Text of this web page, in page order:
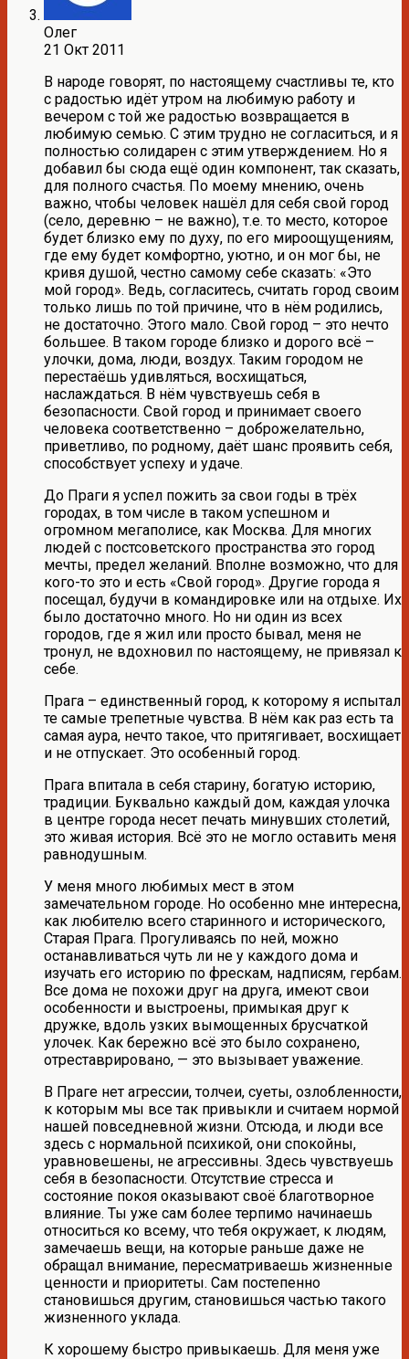
Олег
21 Окт 2011
В народе говорят, по настоящему счастливы те, кто
с радостью идёт утром на любимую работу и
вечером с той же радостью возвращается в
любимую семью. С этим трудно не согласиться, и я
полностью солидарен с этим утверждением. Но я
добавил бы сюда ещё один компонент, так сказать,
для полного счастья. По моему мнению, очень
важно, чтобы человек нашёл для себя свой город
(село, деревню – не важно), т.е. то место, которое
будет близко ему по духу, по его мироощущениям,
где ему будет комфортно, уютно, и он мог бы, не
кривя душой, честно самому себе сказать: «Это
мой город». Ведь, согласитесь, считать город своим
только лишь по той причине, что в нём родились,
не достаточно. Этого мало. Свой город – это нечто
большее. В таком городе близко и дорого всё –
улочки, дома, люди, воздух. Таким городом не
перестаёшь удивляться, восхищаться,
наслаждаться. В нём чувствуешь себя в
безопасности. Свой город и принимает своего
человека соответственно – доброжелательно,
приветливо, по родному, даёт шанс проявить себя,
способствует успеху и удаче.
До Праги я успел пожить за свои годы в трёх
городах, в том числе в таком успешном и
огромном мегаполисе, как Москва. Для многих
людей с постсоветского пространства это город
мечты, предел желаний. Вполне возможно, что для
кого-то это и есть «Свой город». Другие города я
посещал, будучи в командировке или на отдыхе. Их
было достаточно много. Но ни один из всех
городов, где я жил или просто бывал, меня не
тронул, не вдохновил по настоящему, не привязал к
себе.
Прага – единственный город, к которому я испытал
те самые трепетные чувства. В нём как раз есть та
самая аура, нечто такое, что притягивает, восхищает
и не отпускает. Это особенный город.
Прага впитала в себя старину, богатую историю,
традиции. Буквально каждый дом, каждая улочка
в центре города несет печать минувших столетий,
это живая история. Всё это не могло оставить меня
равнодушным.
У меня много любимых мест в этом
замечательном городе. Но особенно мне интересна,
как любителю всего старинного и исторического,
Старая Прага. Прогуливаясь по ней, можно
останавливаться чуть ли не у каждого дома и
изучать его историю по фрескам, надписям, гербам.
Все дома не похожи друг на друга, имеют свои
особенности и выстроены, примыкая друг к
дружке, вдоль узких вымощенных брусчаткой
улочек. Как бережно всё это было сохранено,
отреставрировано, — это вызывает уважение.
В Праге нет агрессии, толчеи, суеты, озлобленности,
к которым мы все так привыкли и считаем нормой
нашей повседневной жизни. Отсюда, и люди все
здесь с нормальной психикой, они спокойны,
уравновешены, не агрессивны. Здесь чувствуешь
себя в безопасности. Отсутствие стресса и
состояние покоя оказывают своё благотворное
влияние. Ты уже сам более терпимо начинаешь
относиться ко всему, что тебя окружает, к людям,
замечаешь вещи, на которые раньше даже не
обращал внимание, пересматриваешь жизненные
ценности и приоритеты. Сам постепенно
становишься другим, становишься частью такого
жизненного уклада.
К хорошему быстро привыкаешь. Для меня уже